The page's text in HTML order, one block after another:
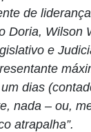
de
Doria, Wilson
e
dias
nada – ou,
atrapalha”.